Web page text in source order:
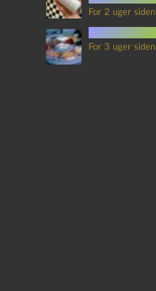
For 2 uger siden
For 3 uger siden